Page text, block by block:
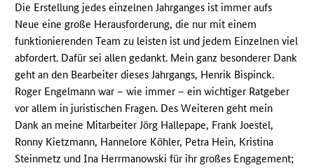
Die Erstellung jedes einzelnen Jahrganges ist immer aufs
Neue eine große Herausforderung, die nur mit einem
funktionierenden Team zu leisten ist und jedem Einzelnen viel
abfordert. Dafür sei allen gedankt. Mein ganz besonderer Dank
geht an den Bearbeiter dieses Jahrgangs, Henrik Bispinck.
Roger Engelmann war – wie immer – ein wichtiger Ratgeber
vor allem in juristischen Fragen. Des Weiteren geht mein
Dank an meine Mitarbeiter Jörg Hallepape, Frank Joestel,
Ronny Kietzmann, Hannelore Köhler, Petra Hein, Kristina
Steinmetz und Ina Herrmanowski für ihr großes Engagement;